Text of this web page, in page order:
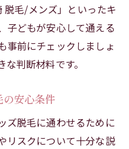
脱毛/メンズ」といったキ
子どもが安心して通える
事前にチェックしましょ
判断材料です。
の安心条件
ズ脱毛に通わせるために
リスクについて十分な説